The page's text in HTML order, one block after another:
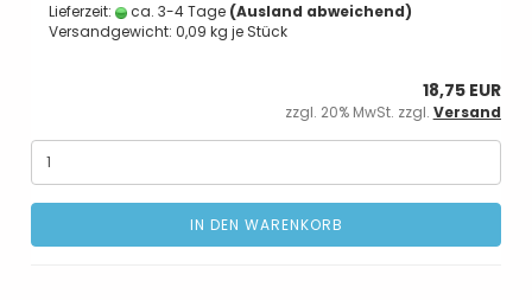
Lieferzeit: ca. 3-4 Tage (Ausland abweichend)
Versandgewicht:0,09 kg je Stück
18,75 EUR
zzgl. 20% MwSt. zzgl. Versand
IN DEN WARENKORB